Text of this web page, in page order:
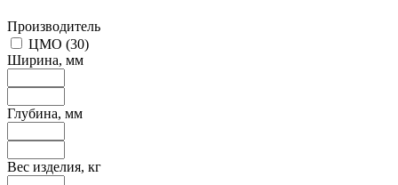
Производитель
ЦМО (30)
Ширина, мм
Глубина, мм
Вес изделия, кг